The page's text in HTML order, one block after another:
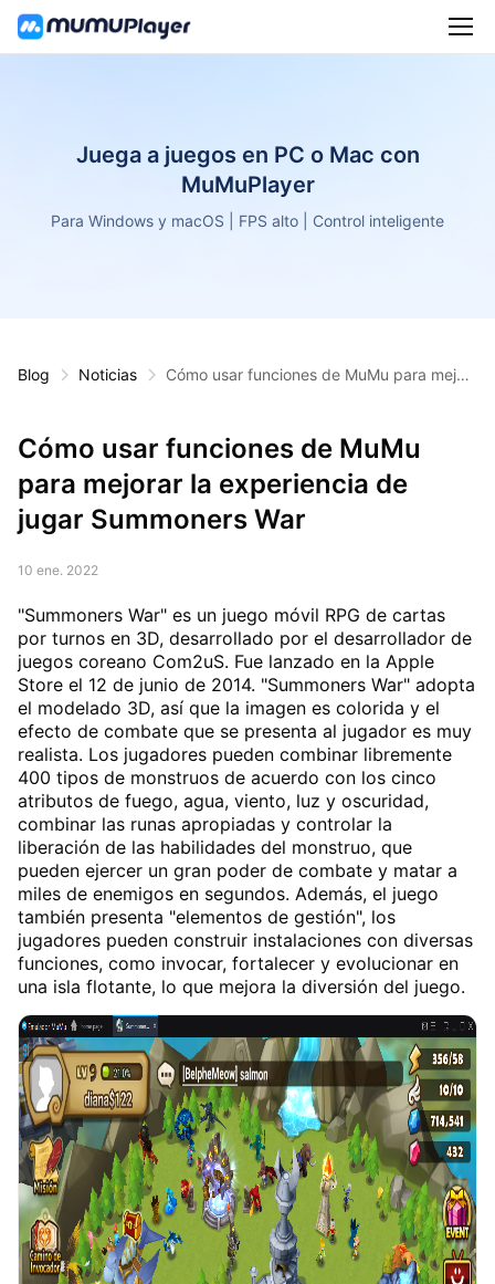
Juega a juegos en PC o Mac con
MuMuPlayer
Para Windows y macOS | FPS alto | Control inteligente
Blog Noticias
Cómo usar funciones de MuMu para mejor
Cómo usar funciones de MuMu
para mejorar la experiencia de
jugar Summoners War
10 ene. 2022
"Summoners War" es un juego móvil RPG de cartas
por turnos en 3D, desarrollado por el desarrollador de
juegos coreano Com2uS. Fue lanzado en la Apple
Store el 12 de junio de 2014. "Summoners War" adopta
el modelado 3D, así que la imagen es colorida y el
efecto de combate que se presenta al jugador es muy
realista. Los jugadores pueden combinar libremente
400 tipos de monstruos de acuerdo con los cinco
atributos de fuego, agua, viento, luz y oscuridad,
combinar las runas apropiadas y controlar la
liberación de las habilidades del monstruo, que
pueden ejercer un gran poder de combate y matar a
miles de enemigos en segundos. Además, el juego
también presenta "elementos de gestión", los
jugadores pueden construir instalaciones con diversas
funciones, como invocar, fortalecer y evolucionar en
una isla flotante, lo que mejora la diversión del juego.